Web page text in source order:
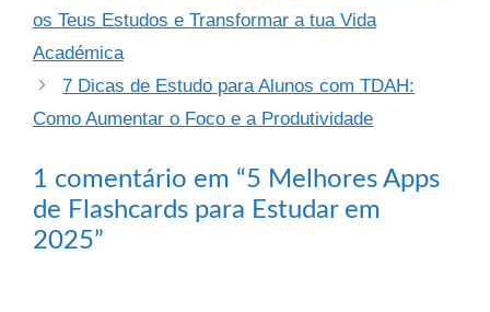
os Teus Estudos e Transformar a tua Vida
Académica
7 Dicas de Estudo para Alunos com TDAH:
Como Aumentar o Foco e a Produtividade
1 comentário em “5 Melhores Apps
de Flashcards para Estudar em
2025”